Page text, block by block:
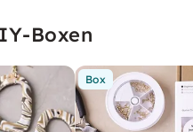
Boxen
Box